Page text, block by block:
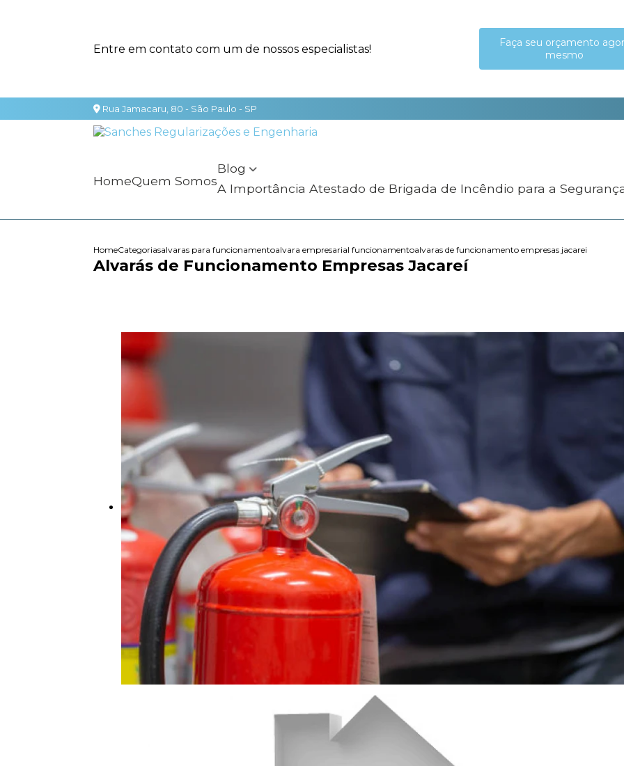
Entre em contato com um de nossos especialistas!
Faça seu orçamento
mesmo
Rua Jamacaru, 80 - São Paulo - SP
Home Quem Somos
Blog
A Importância Atestado de Brigada de Incêndio para a
HomeCategoriasalvaras para funcionamentoalvara empresarial funcionamentoalvaras de funcionamento empresas jacarei
Alvarás de Funcionamento Empresas Jacareí